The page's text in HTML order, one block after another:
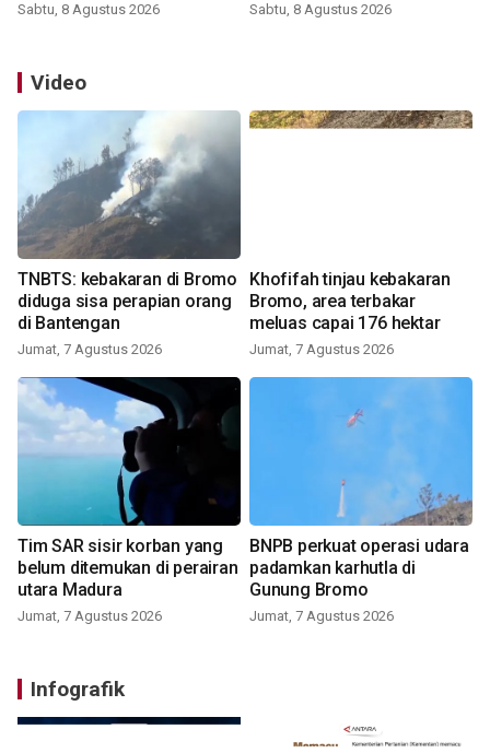
Sabtu, 8 Agustus 2026 Sabtu, 8 Agustus 2026
Video
TNBTS: kebakaran di Bromo
diduga sisa perapian orang
di Bantengan
Jumat, 7 Agustus 2026
Khofifah tinjau kebakaran
Bromo, area terbakar
meluas capai 176 hektar
Jumat, 7 Agustus 2026
Tim SAR sisir korban yang
belum ditemukan di perairan
utara Madura
Jumat, 7 Agustus 2026
BNPB perkuat operasi udara
padamkan karhutla di
Gunung Bromo
Jumat, 7 Agustus 2026
Infografik